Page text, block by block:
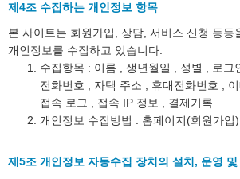
제4조 수집하는 개인정보 항목
본 사이트는 회원가입, 상담, 서비스 신청 등등
개인정보를 수집하고 있습니다.
수집항목 : 이름 , 생년월일 , 성별 , 로그
전화번호 , 자택 주소 , 휴대전화번호 , 이
접속 로그 , 접속 IP 정보 , 결제기록
개인정보 수집방법 : 홈페이지(회원가입)
제5조 개인정보 자동수집 장치의 설치, 운영